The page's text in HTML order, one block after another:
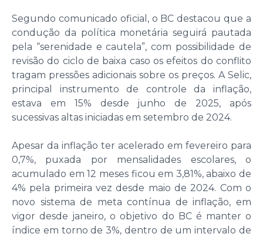
Segundo comunicado oficial, o BC destacou que a
condução da política monetária seguirá pautada
pela “serenidade e cautela”, com possibilidade de
revisão do ciclo de baixa caso os efeitos do conflito
tragam pressões adicionais sobre os preços. A Selic,
principal instrumento de controle da inflação,
estava em 15% desde junho de 2025, após
sucessivas altas iniciadas em setembro de 2024.
Apesar da inflação ter acelerado em fevereiro para
0,7%, puxada por mensalidades escolares, o
acumulado em 12 meses ficou em 3,81%, abaixo de
4% pela primeira vez desde maio de 2024. Com o
novo sistema de meta contínua de inflação, em
vigor desde janeiro, o objetivo do BC é manter o
índice em torno de 3%, dentro de um intervalo de